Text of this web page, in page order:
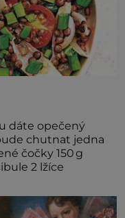
dáte opečený
chutnat jedna
2 lžíce